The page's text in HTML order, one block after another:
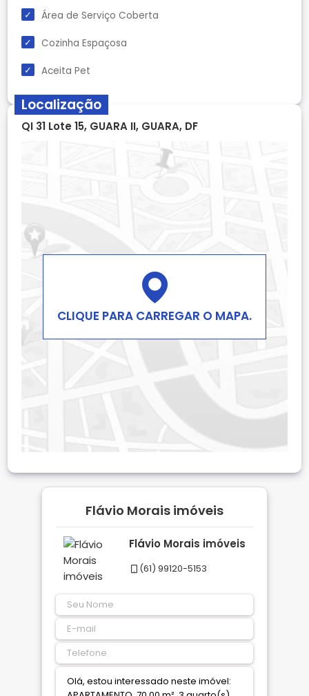
Área de Serviço Coberta
Cozinha Espaçosa
Aceita Pet
Localização
QI 31 Lote 15, GUARA II, GUARA, DF
CLIQUE PARA CARREGAR O MAPA.
Flávio Morais imóveis
Flávio Morais imóveis
(61) 99120-5153